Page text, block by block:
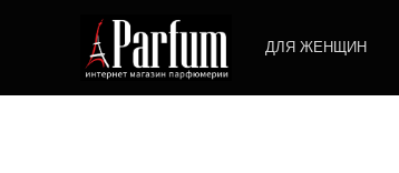
ДЛЯ ЖЕНЩИН